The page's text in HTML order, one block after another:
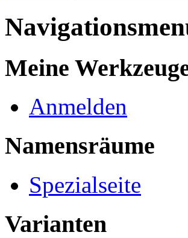
Meine
Anmelden
Namensräume
Spezialseite
Varianten